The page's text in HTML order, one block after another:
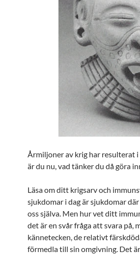
Årmiljoner av krig har resulterat
är du nu, vad tänker du då göra
Läsa om ditt krigsarv och
sjukdomar i dag är sjukdomar
oss själva. Men hur vet ditt
det är en svår fråga att svara på,
kännetecken, de relativt
förmedla till sin omgivning. Det